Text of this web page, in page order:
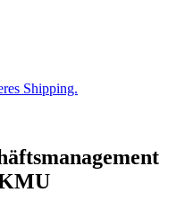
Shipping.